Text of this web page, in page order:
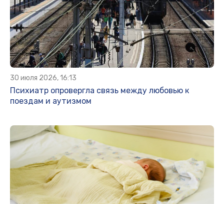
30 июля 2026, 16:13
Психиатр опровергла связь между любовью к
поездам и аутизмом